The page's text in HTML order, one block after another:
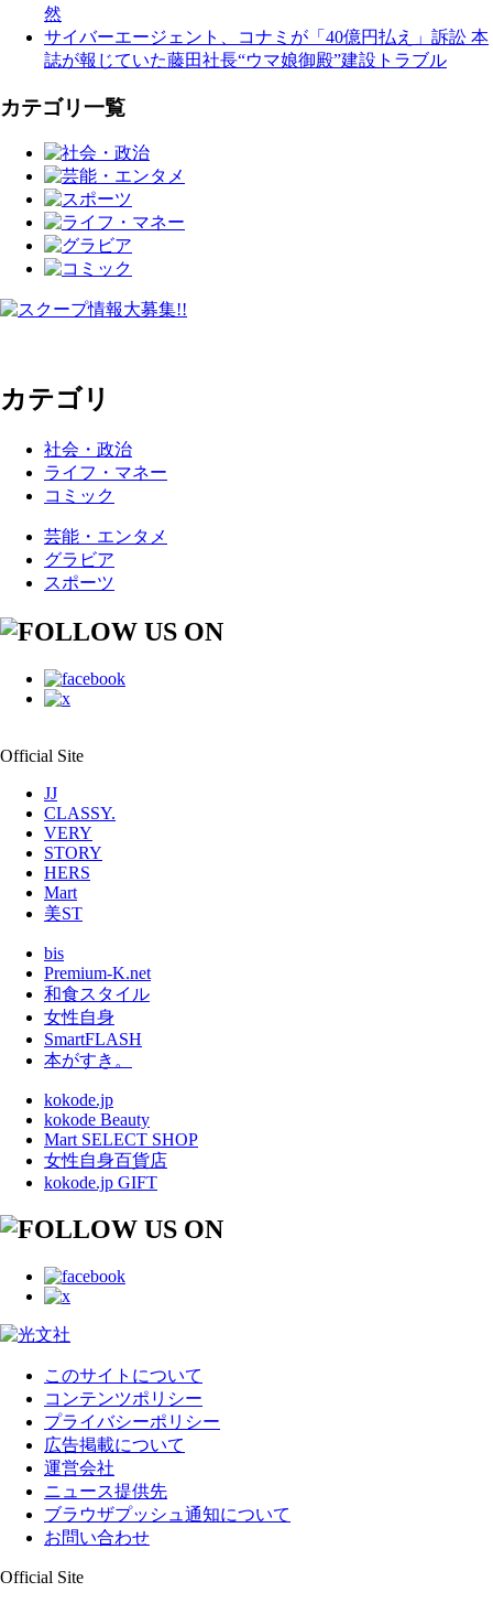
然
サイバーエージェント、コナミが「40億円払え」訴訟 本
誌が報じていた藤田社長“ウマ娘御殿”建設トラブル
カテゴリ一覧
カテゴリ
社会・政治
ライフ・マネー
コミック
芸能・エンタメ
グラビア
スポーツ
Official Site
JJ
CLASSY.
VERY
STORY
HERS
Mart
美ST
bis
Premium-K.net
和食スタイル
女性自身
SmartFLASH
本がすき。
kokode.jp
kokode Beauty
Mart SELECT SHOP
女性自身百貨店
kokode.jp GIFT
このサイトについて
コンテンツポリシー
プライバシーポリシー
広告掲載について
運営会社
ニュース提供先
ブラウザプッシュ通知について
お問い合わせ
Official Site